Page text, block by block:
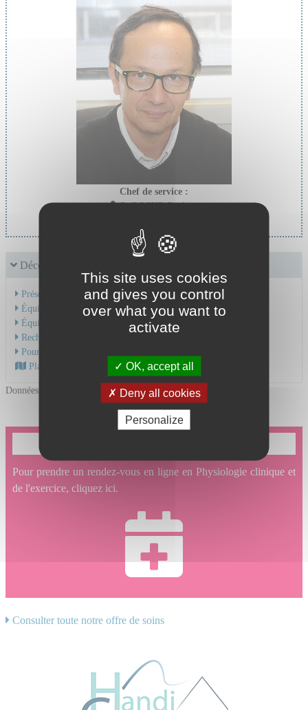
Chef de service :
Pr ROCHE Frederic
Découvrir le service
Présentation de l'activité
Équipe Médicale
Équipe Soignante
Recherche et Formation
Pour une consultation
Plan d'accès au CHU
Données mises à jour le 09/01/2026
Pour prendre un rendez-vous en ligne en Physiologie clinique et
de l'exercice, cliquez ici.
Consulter toute notre offre de soins
This site uses cookies
and gives you control
over what you want to
activate
OK, accept all
Deny all cookies
Personalize